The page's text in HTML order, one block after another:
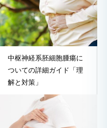
中枢神経系胚細胞腫瘍に
ついての詳細ガイド「理
解と対策」